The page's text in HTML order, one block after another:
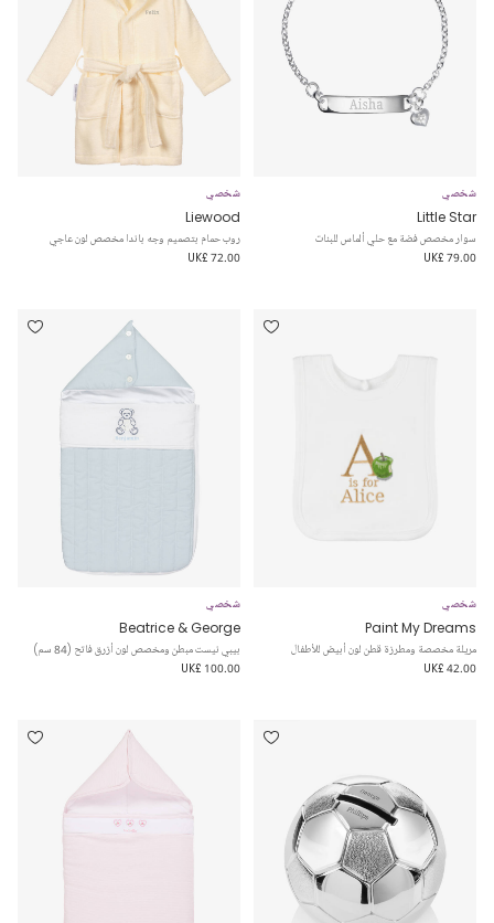
شخصي
Little Star
سوار مخصص فضة مع حلي ألماس للبنات
UK£ 79.00
شخصي
Liewood
روب حمام بتصميم وجه باندا مخصص لون عاجي
UK£ 72.00
شخصي
Paint My Dreams
مريلة مخصصة ومطرزة قطن لون أبيض للأطفال
UK£ 42.00
شخصي
Beatrice & George
بيبي نيست مبطن ومخصص لون أزرق فاتح (84 سم)
UK£ 100.00